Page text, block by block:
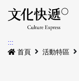
最新公告
:::
首頁
活動特區